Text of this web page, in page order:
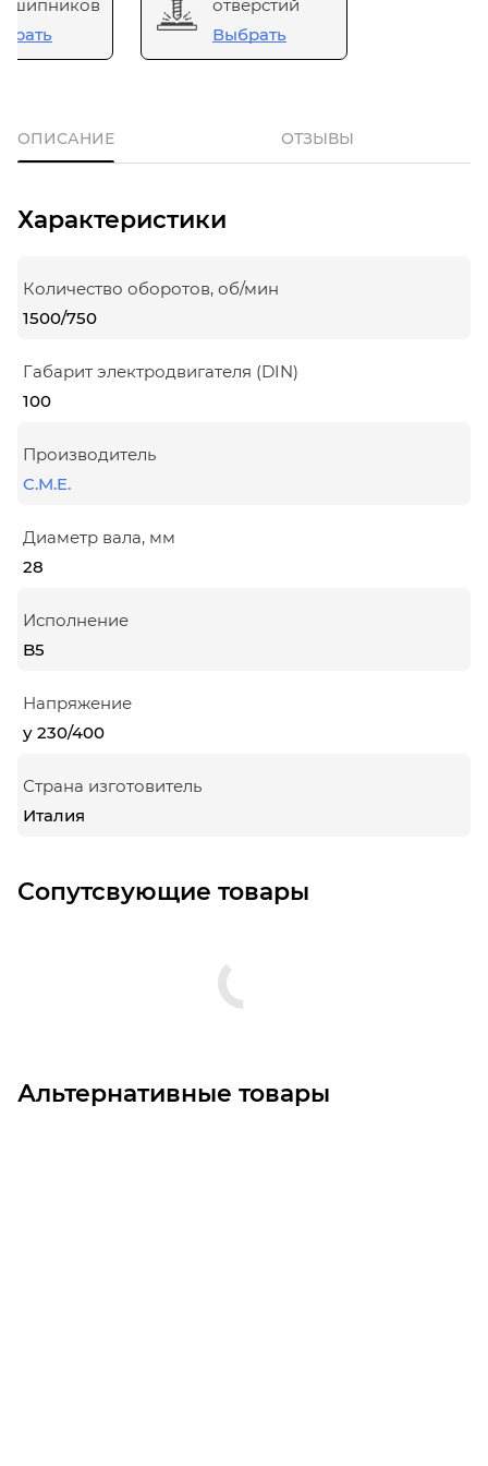
отверстий
Выбрать
ОПИСАНИЕ ОТЗЫВЫ
Характеристики
Количество оборотов, об/мин
1500/750
Габарит электродвигателя (DIN)
100
Производитель
C.M.E.
Диаметр вала, мм
28
Исполнение
B5
Напряжение
у 230/400
Страна изготовитель
Италия
Сопутсвующие товары
Альтернативные товары